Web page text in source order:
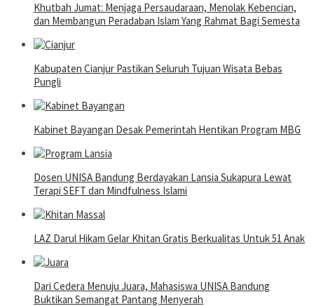
Khutbah Jumat: Menjaga Persaudaraan, Menolak Kebencian,
dan Membangun Peradaban Islam Yang Rahmat Bagi Semesta
Kabupaten Cianjur Pastikan Seluruh Tujuan Wisata Bebas
Pungli
Kabinet Bayangan Desak Pemerintah Hentikan Program MBG
Dosen UNISA Bandung Berdayakan Lansia Sukapura Lewat
Terapi SEFT dan Mindfulness Islami
LAZ Darul Hikam Gelar Khitan Gratis Berkualitas Untuk 51 Anak
Dari Cedera Menuju Juara, Mahasiswa UNISA Bandung
Buktikan Semangat Pantang Menyerah